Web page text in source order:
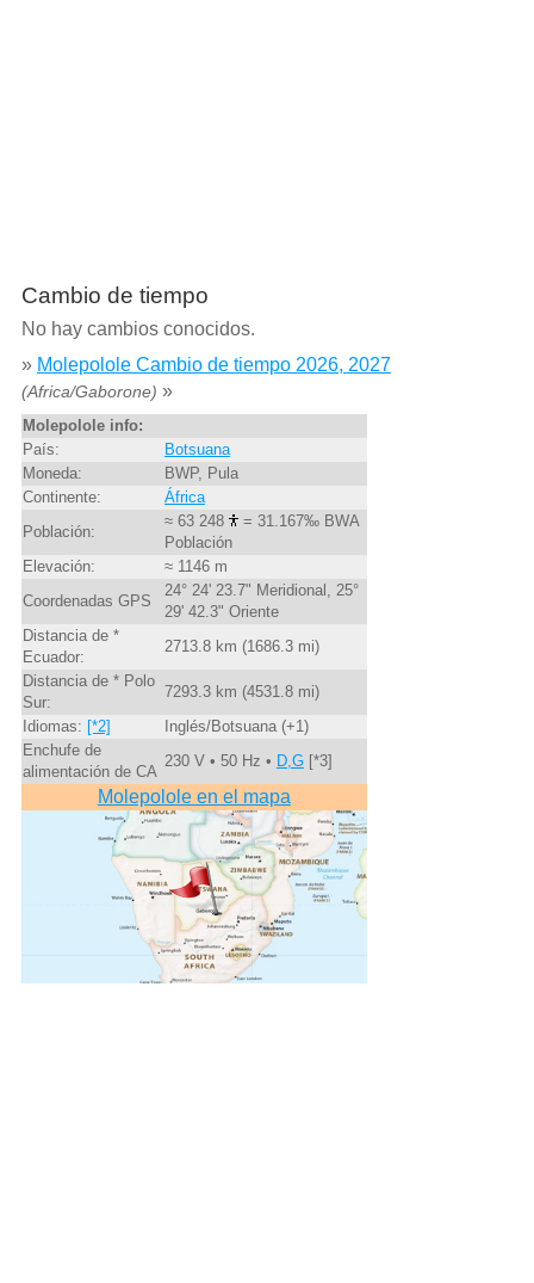
Cambio de tiempo
No hay cambios conocidos.
» Molepolole Cambio de tiempo 2026, 2027
(Africa/Gaborone) »
Molepolole info:
País:
Botsuana
Moneda:
BWP, Pula
Continente:
África
Población:
≈ 63 248
= 31.167‰ BWA
Población
Elevación:
≈ 1146 m
Coordenadas GPS
24° 24' 23.7" Meridional, 25°
29' 42.3" Oriente
Distancia de *
Ecuador:
2713.8 km (1686.3 mi)
Distancia de * Polo
Sur:
7293.3 km (4531.8 mi)
Idiomas: [*2]
Inglés/Botsuana (+1)
Enchufe de
alimentación de CA
230 V • 50 Hz • D,G[*3]
Molepolole en el mapa